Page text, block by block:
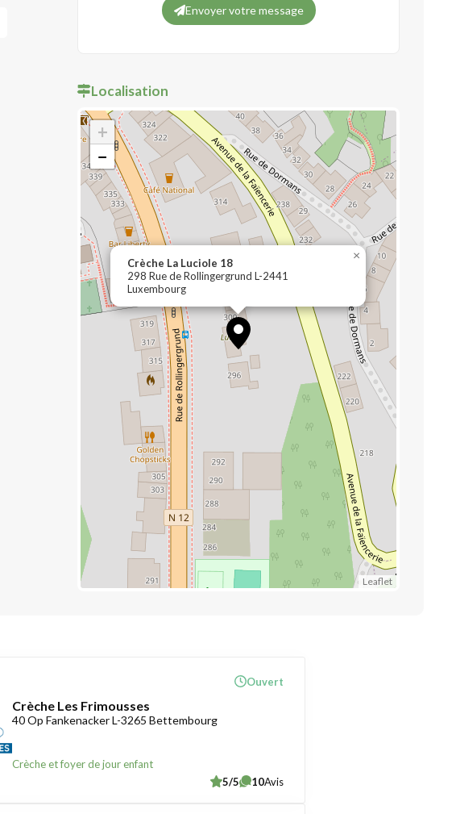
Envoyer votre message
Localisation
Crèche La Luciole 18
298 Rue de Rollingergrund L-2441
Luxembourg
×
+
−
Leaflet
Crèche Les Frimousses
40 Op Fankenacker L-3265 Bettembourg
Crèche et foyer de jour enfant
Ouvert
5/5 10Avis